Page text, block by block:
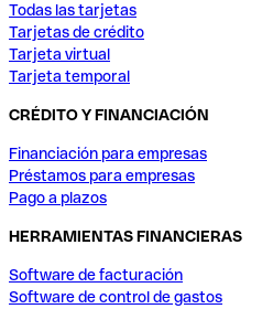
Todas las tarjetas
Tarjetas de crédito
Tarjeta virtual
Tarjeta temporal
CRÉDITO Y FINANCIACIÓN
Financiación para empresas
Préstamos para empresas
Pago a plazos
HERRAMIENTAS FINANCIERAS
Software de facturación
Software de control de gastos